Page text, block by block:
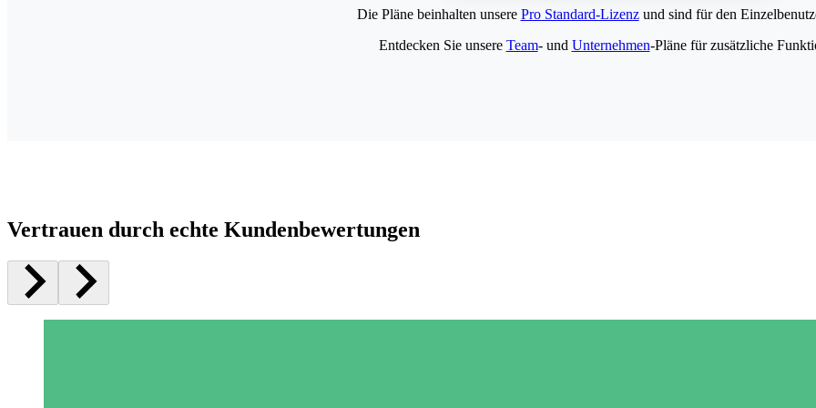
Die Pläne beinhalten unsere Pro Standard-Lizenzund sind für den
Entdecken Sie unsere Team- und Unternehmen-Pläne für zusätzliche
Vertrauen durch echte Kundenbewertungen